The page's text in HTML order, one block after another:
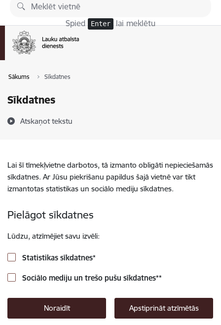
Pāriet uz lapas saturu
Spied Enter lai meklētu
Sākums Sīkdatnes
Sīkdatnes
Atskaņot tekstu
Lai šī tīmekļvietne darbotos, tā izmanto obligāti nepieciešamās
sīkdatnes. Ar Jūsu piekrišanu papildus šajā vietnē var tikt
izmantotas statistikas un sociālo mediju sīkdatnes.
Pielāgot sīkdatnes
Lūdzu, atzīmējiet savu izvēli:
Statistikas sīkdatnes*
Sociālo mediju un trešo pušu sīkdatnes**
Noraidīt Apstiprināt atzīmētās